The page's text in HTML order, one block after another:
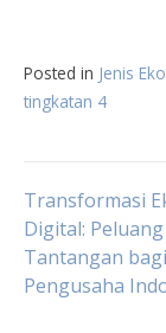
Posted in Jenis
tingkatan 4
Post
Transformasi
Digital:
Tantangan bagi
Pengusaha